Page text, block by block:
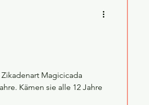
Magicicada
Kämen sie alle 12 Jahre